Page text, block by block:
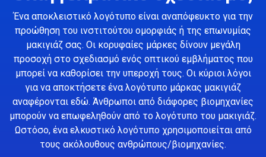
Ένα αποκλειστικό λογότυπο είναι αναπόφευκτο για την
προώθηση του ινστιτούτου ομορφιάς ή της επωνυμίας
μακιγιάζ σας. Οι κορυφαίες μάρκες δίνουν μεγάλη
προσοχή στο σχεδιασμό ενός οπτικού εμβλήματος που
μπορεί να καθορίσει την υπεροχή τους. Οι κύριοι λόγοι
για να αποκτήσετε ένα λογότυπο μάρκας μακιγιάζ
αναφέρονται εδώ. Άνθρωποι από διάφορες βιομηχανίες
μπορούν να επωφεληθούν από το λογότυπο του μακιγιάζ.
Ωστόσο, ένα ελκυστικό λογότυπο χρησιμοποιείται από
τους ακόλουθους ανθρώπους/βιομηχανίες.